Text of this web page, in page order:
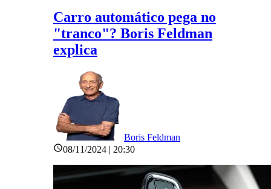
Carro automático pega no
"tranco"? Boris Feldman
explica
Boris Feldman
08/11/2024 | 20:30